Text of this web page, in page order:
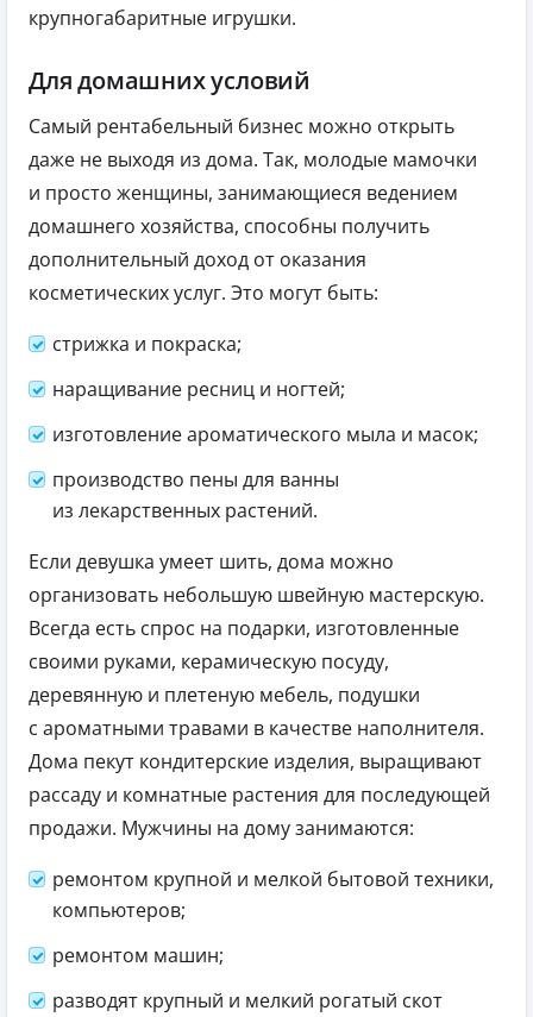
крупногабаритные игрушки.
Для домашних условий
Самый рентабельный бизнес можно открыть
даже не выходя из дома. Так, молодые мамочки
и просто женщины, занимающиеся ведением
домашнего хозяйства, способны получить
дополнительный доход от оказания
косметических услуг. Это могут быть:
стрижка и покраска;
наращивание ресниц и ногтей;
изготовление ароматического мыла и масок;
производство пены для ванны
из лекарственных растений.
Если девушка умеет шить, дома можно
организовать небольшую швейную мастерскую.
Всегда есть спрос на подарки, изготовленные
своими руками, керамическую посуду,
деревянную и плетеную мебель, подушки
с ароматными травами в качестве наполнителя.
Дома пекут кондитерские изделия, выращивают
рассаду и комнатные растения для последующей
продажи. Мужчины на дому занимаются:
ремонтом крупной и мелкой бытовой техники,
компьютеров;
ремонтом машин;
разводят крупный и мелкий рогатый скот